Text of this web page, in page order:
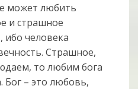
может любить
и страшное
ибо человека
Страшное,
то любим бога
Бог – это любовь,